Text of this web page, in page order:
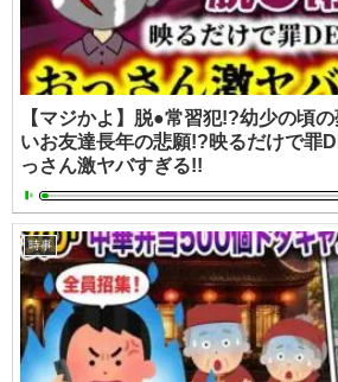
【マジかよ】脱●常習犯!?幼少の頃
いお友達長年の悲願!?映るだけで罪
っさん激ヤバすぎる!!
時事